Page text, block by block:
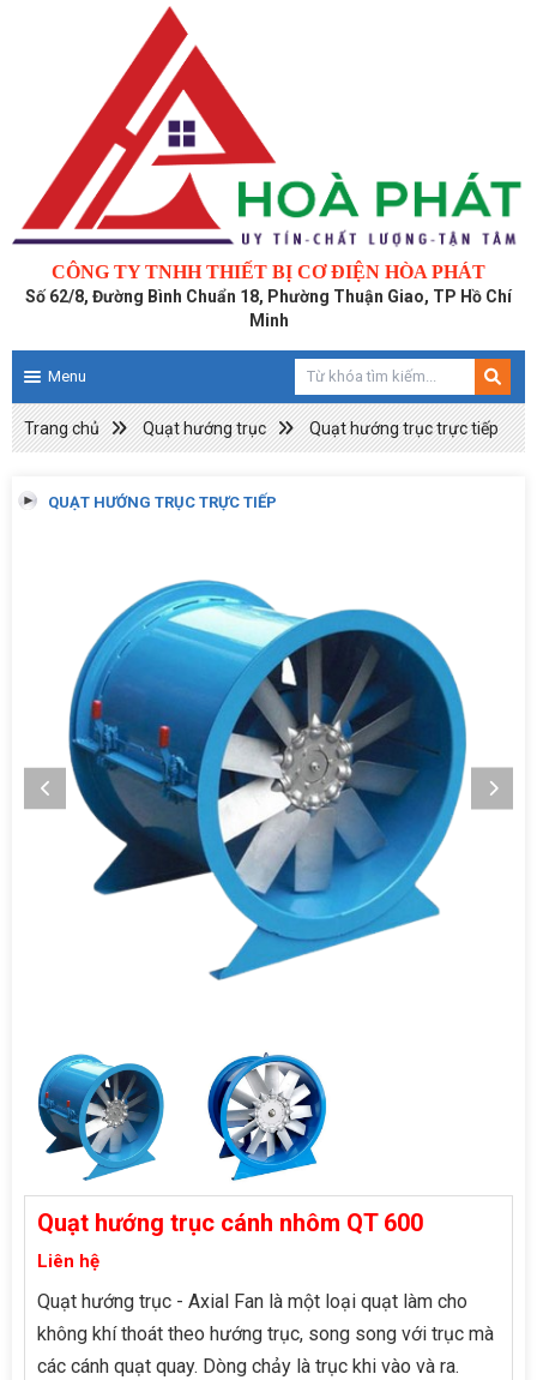
CÔNG TY TNHH THIẾT BỊ CƠ ĐIỆN HÒA PHÁT
Số 62/8, Đường Bình Chuẩn 18, Phường Thuận Giao, TP Hồ Chí
Minh
Menu
Trang chủ Quạt hướng trục Quạt hướng trục trực tiếp
QUẠT HƯỚNG TRỤC TRỰC TIẾP
Quạt hướng trục cánh nhôm QT 600
Liên hệ
Quạt hướng trục - Axial Fan là một loại quạt làm cho
không khí thoát theo hướng trục, song song với trục mà
các cánh quạt quay. Dòng chảy là trục khi vào và ra.